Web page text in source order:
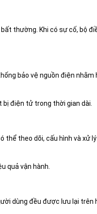
thường. Khi có sự cố, bộ
bảo vệ nguồn điện nhằm
điện tử trong thời gian dài.
thể theo dõi, cấu hình và xử
quả vận hành.
dùng đều được lưu lại trên